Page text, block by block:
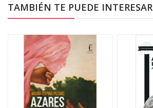
TAMBIÉN TE PUEDE INTERESAR